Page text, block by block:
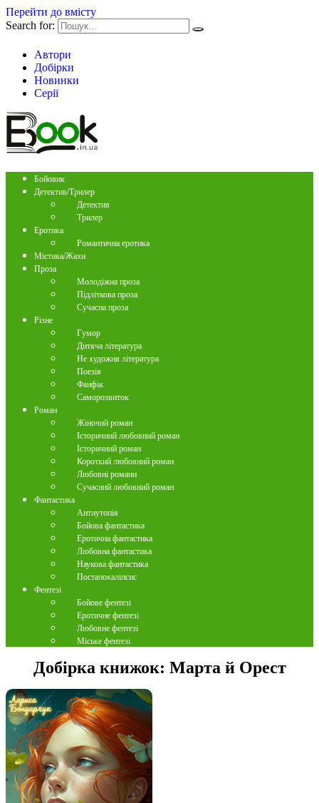
Перейти до вмісту
Search for:
Автори
Добірки
Новинки
Серії
Бойовик
Детектив/Трилер
Детектив
Трилер
Еротика
Романтична еротика
Містика/Жахи
Проза
Молодіжна проза
Підліткова проза
Сучасна проза
Різне
Гумор
Дитяча література
Не художня література
Поезія
Фанфік
Саморозвиток
Роман
Жіночий роман
Історичний любовний роман
Історичний роман
Короткий любовний роман
Любовні романи
Сучасний любовний роман
Фантастика
Антиутопія
Бойова фантастика
Еротична фантастика
Любовна фантастика
Наукова фантастика
Постапокаліпсис
Фентезі
Бойове фентезі
Еротичне фентезі
Любовне фентезі
Міське фентезі
Добірка книжок: Марта й Орест